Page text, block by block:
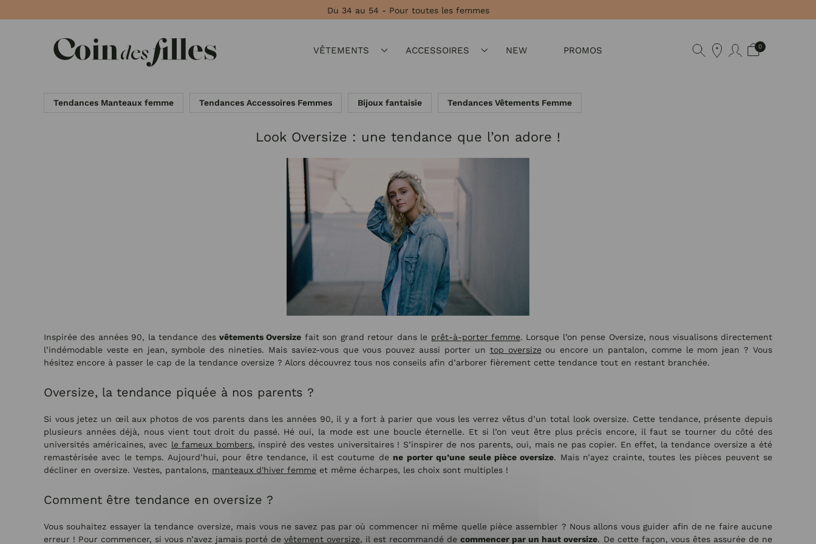
Du 34 au 54 - Pour toutes les femmes
VÊTEMENTS ACCESSOIRES NEW PROMOS 0
Tendances Manteaux femme Tendances Accessoires Femmes Bijoux fantaisie Tendances Vêtements Femme
Look Oversize : une tendance que l’on adore !
Inspirée des années 90, la tendance desvêtements Oversize fait son grand retour dans le prêt-à-porter femme. Lorsque l’on pense Oversize, nous visualisons directement
l’indémodable veste en jean, symbole des nineties. Mais saviez-vous que vous pouvez aussi porter un top oversizeou encore un pantalon, comme le mom jean ? Vous
hésitez encore à passer le cap de la tendance oversize ? Alors découvrez tous nos conseils afin d’arborer fièrement cette tendance tout en restant branchée.
Oversize, la tendance piquée à nos parents ?
Si vous jetez un œil aux photos de vos parents dans les années 90, il y a fort à parier que vous les verrez vêtus d’un total look oversize. Cette tendance, présente depuis
plusieurs années déjà, nous vient tout droit du passé. Hé oui, la mode est une boucle éternelle. Et si l’on veut être plus précis encore, il faut se tourner du côté des
universités américaines, avec le fameux bombers, inspiré des vestes universitaires ! S’inspirer de nos parents, oui, mais ne pas copier. En effet, la tendance oversize a été
remastérisée avec le temps. Aujourd’hui, pour être tendance, il est coutume de ne porter qu’une seule pièce oversize. Mais n’ayez crainte, toutes les pièces peuvent se
décliner en oversize. Vestes, pantalons, manteaux d'hiver femme et même écharpes, les choix sont multiples !
Comment être tendance en oversize ?
Vous souhaitez essayer la tendance oversize, mais vous ne savez pas par où commencer ni même quelle pièce assembler ? Nous allons vous guider afin de ne faire aucune
erreur ! Pour commencer, si vous n’avez jamais porté de vêtement oversize, il est recommandé decommencer par un haut oversize. De cette façon, vous êtes assurée de ne